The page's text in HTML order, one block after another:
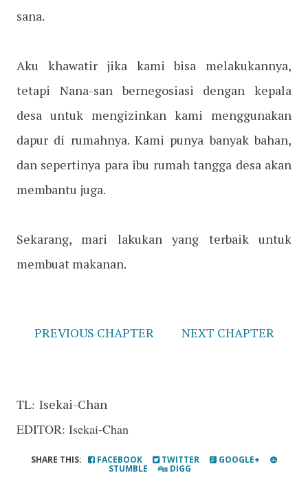
sana.
Aku khawatir jika kami bisa melakukannya,
tetapi Nana-san bernegosiasi dengan kepala
desa untuk mengizinkan kami menggunakan
dapur di rumahnya. Kami punya banyak bahan,
dan sepertinya para ibu rumah tangga desa akan
membantu juga.
Sekarang, mari lakukan yang terbaik untuk
membuat makanan.
PREVIOUS CHAPTER NEXT CHAPTER
TL: Isekai-Chan
EDITOR: Isekai-Chan
SHARE THIS: FACEBOOK TWITTER GOOGLE+
STUMBLE DIGG